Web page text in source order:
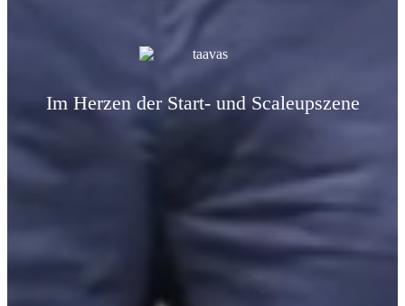
Im Herzen der Start- und Scaleupszene